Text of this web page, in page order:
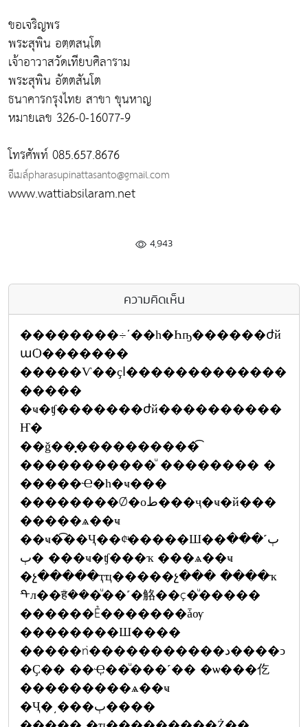
ขอเจริญพร
พระสุพิน อตฺตสนฺโต
เจ้าอาวาสวัดเทียบศิลาราม
พระสุพิน อัตตสันโต
ธนาคารกรุงไทย สาขา ขุนหาญ
หมายเลข 326-0-16077-9
โทรศัพท์ 085.657.8676
อีเมล์pharasupinattasanto@gmail.com
www.wattiabsilaram.net
4,943
ความคิดเห็น
��������÷ʹ��һ�Һҧ������ժй
աѺ�������
�����Ѵ��ҫا�������������
�����
�ҹ�ʧ�������ժй����������
Ҥ�
��ǧ��͓����������͡
�����������ͧ �������� �
�����Ҽ�һ�ҹ���
��������Ǿ�оط���ҷ�ҹ�й���
�����ѧ��ҹ
��ҹ�͡��Ҷ��¢ͧ�����Ш��ٻ˹���
ٻ� ���ҹ�ʧ���ҡ ���ѧ��ҹ
�չ�����ҭҵ�����չ��� ����ҡ
ᡨл��हͧ���ͧ��˹�觡��ç�ͧ�����
������Ẻ�������ǡѹ
��������Ш����
�����ǹ�����������د����ͻ
�Ҫ�� ��Ҿ��ͧ���˹�� �ѡ���仡
���������ѧ��ҹ
�Ҷ�͵���ٻ����